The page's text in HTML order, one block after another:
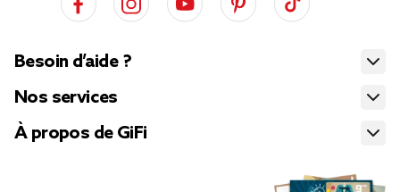
Besoin d’aide ?
Nos services
À propos de GiFi